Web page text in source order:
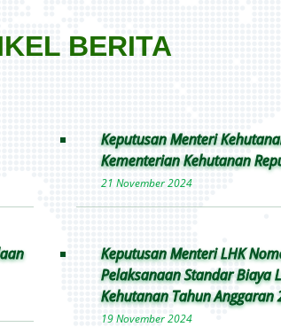
BERITA
Keputusan Menteri
Kementerian Kehutanan
21 November 2024
Keputusan Menteri LHK
Pelaksanaan Standar Biaya
Kehutanan Tahun Anggaran
19 November 2024